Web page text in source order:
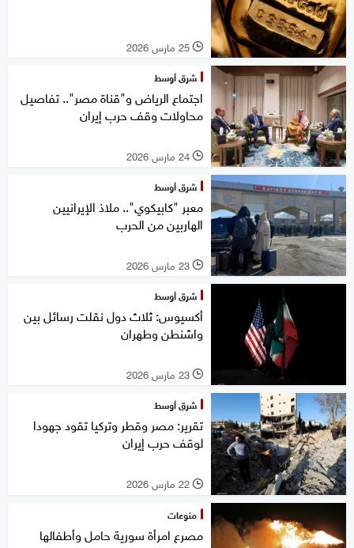
l 25 مارس 2026
شرق أوسط
اجتماع الرياض و"قناة مصر".. تفاصيل
محاولات وقف حرب إيران
l 24 مارس 2026
شرق أوسط
معبر "كابيكوي".. ملاذ الإيرانيين
الهاربين من الحرب
l 23 مارس 2026
شرق أوسط
أكسيوس: ثلاث دول نقلت رسائل بين
واشنطن وطهران
l 23 مارس 2026
شرق أوسط
تقرير: مصر وقطر وتركيا تقود جهودا
لوقف حرب إيران
l 22 مارس 2026
منوعات
مصرع امرأة سورية حامل وأطفالها